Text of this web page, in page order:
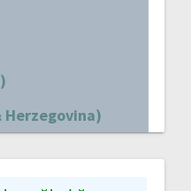
Herzegovina)